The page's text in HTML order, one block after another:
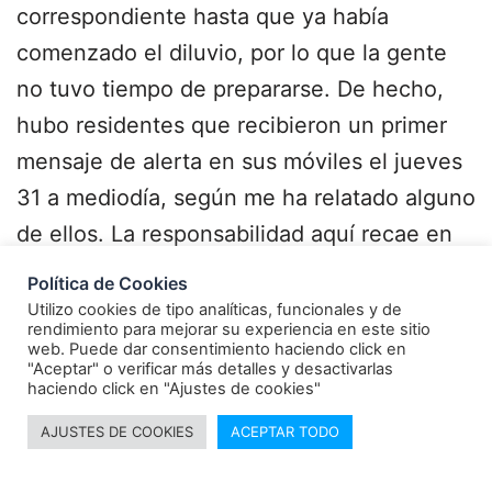
correspondiente hasta que ya había
comenzado el diluvio, por lo que la gente
no tuvo tiempo de prepararse. De hecho,
hubo residentes que recibieron un primer
mensaje de alerta en sus móviles el jueves
31 a mediodía, según me ha relatado alguno
de ellos. La responsabilidad aquí recae en
la incompetencia de las autoridades
políticas, pero el tema es aún más grave,
pues la población no sólo no fue avisada,
sino que, tras el desastre, fue
completamente abandonada por la dolosa
inacción (presumiblemente constitutiva de
Política de Cookies
Utilizo cookies de tipo analíticas, funcionales y de
rendimiento para mejorar su experiencia en este sitio
web. Puede dar consentimiento haciendo click en
"Aceptar" o verificar más detalles y desactivarlas
haciendo click en "Ajustes de cookies"
AJUSTES DE COOKIES ACEPTAR TODO